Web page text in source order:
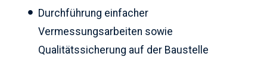
Durchführung einfacher
Vermessungsarbeiten sowie
Qualitätssicherung auf der Baustelle